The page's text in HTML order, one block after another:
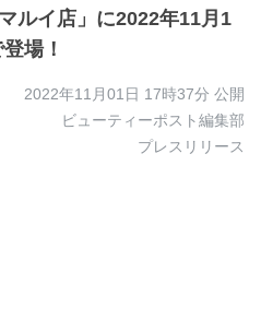
ルイ店」に2022年11月1
場！
2022年11月01日 17時37分 公開
ビューティーポスト編集部
プレスリリース